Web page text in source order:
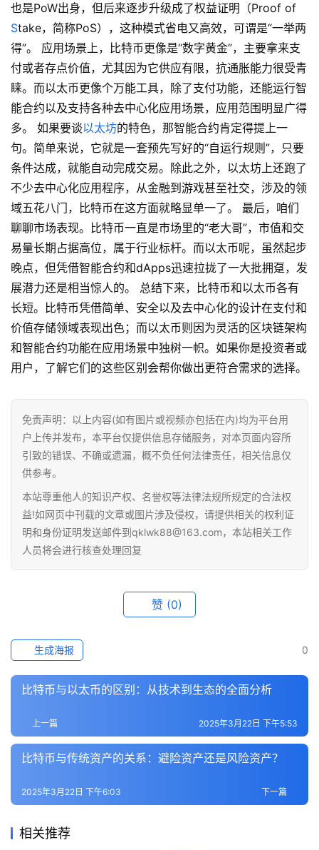
行
情
也是PoW出身，但后来逐步升级成了权益证明（Proof of
Stake，简称PoS），这种模式省电又高效，可谓是“一举两
得”。 应用场景上，比特币更像是“数字黄金”，主要拿来支
付或者存点价值，尤其因为它供应有限，抗通胀能力很受青
睐。而以太币更像个万能工具，除了支付功能，还能运行智
能合约以及支持各种去中心化应用场景，应用范围明显广得
多。 如果要谈以太坊的特色，那智能合约肯定得提上一
句。简单来说，它就是一套预先写好的“自运行规则”，只要
条件达成，就能自动完成交易。除此之外，以太坊上还跑了
不少去中心化应用程序，从金融到游戏甚至社交，涉及的领
域五花八门，比特币在这方面就略显单一了。 最后，咱们
聊聊市场表现。比特币一直是市场里的“老大哥”，市值和交
易量长期占据高位，属于行业标杆。而以太币呢，虽然起步
晚点，但凭借智能合约和dApps迅速拉拢了一大批拥趸，发
展潜力还是相当惊人的。 总结下来，比特币和以太币各有
长短。比特币凭借简单、安全以及去中心化的设计在支付和
价值存储领域表现出色；而以太币则因为灵活的区块链架构
和智能合约功能在应用场景中独树一帜。如果你是投资者或
用户，了解它们的这些区别会帮你做出更符合需求的选择。
免责声明：以上内容(如有图片或视频亦包括在内)均为平台用
户上传并发布，本平台仅提供信息存储服务，对本页面内容所
引致的错误、不确或遗漏，概不负任何法律责任，相关信息仅
供参考。
本站尊重他人的知识产权、名誉权等法律法规所规定的合法权
益!如网页中刊载的文章或图片涉及侵权，请提供相关的权利证
明和身份证明发送邮件到qklwk88@163.com，本站相关工作
人员将会进行核查处理回复
赞 (0)
0
生成海报
比特币与以太币的区别：从技术到生态的全面分析
上一篇 2025年3月22日 下午5:53
比特币与传统资产的关系：避险资产还是风险资产？
下一篇
2025年3月22日 下午6:03
相关推荐